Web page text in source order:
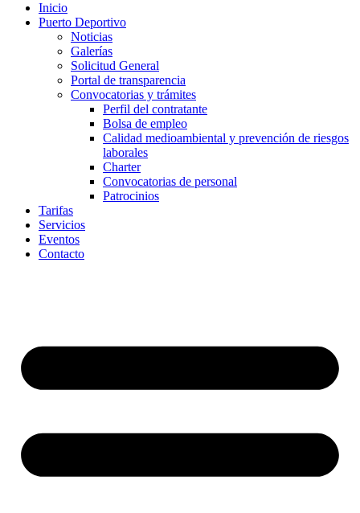
Inicio
Puerto Deportivo
Noticias
Galerías
Solicitud General
Portal de transparencia
Convocatorias y trámites
Perfil del contratante
Bolsa de empleo
Calidad medioambiental y prevención de riesgos
laborales
Charter
Convocatorias de personal
Patrocinios
Tarifas
Servicios
Eventos
Contacto